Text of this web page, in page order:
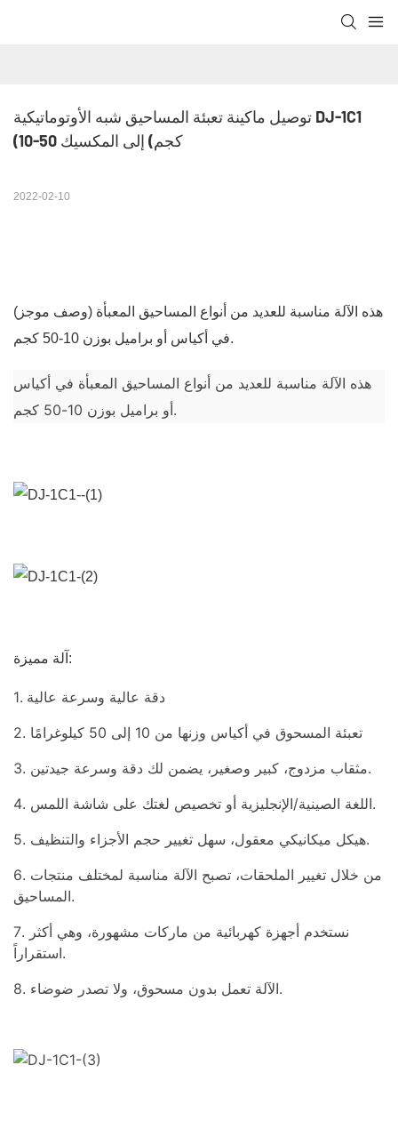
توصيل ماكينة تعبئة المساحيق شبه الأوتوماتيكية DJ-1C1
(10-50 كجم) إلى المكسيك
2022-02-10
(وصف موجز)
في أكياس أو براميل بوزن 10-50 كجم.
هذه الآلة مناسبة للعديد من أنواع المساحيق المعبأة في أكياس
أو براميل بوزن 10-50 كجم.
آلة مميزة:
1. دقة عالية وسرعة عالية
2. تعبئة المسحوق في أكياس وزنها من 10 إلى 50 كيلوغرامًا
3. مثقاب مزدوج، كبير وصغير، يضمن لك دقة وسرعة جيدتين.
4. اللغة الصينية/الإنجليزية أو تخصيص لغتك على شاشة اللمس.
5. هيكل ميكانيكي معقول، سهل تغيير حجم الأجزاء والتنظيف.
6. من خلال تغيير الملحقات، تصبح الآلة مناسبة لمختلف منتجات
المساحيق.
7. نستخدم أجهزة كهربائية من ماركات مشهورة، وهي أكثر
استقراراً.
8. الآلة تعمل بدون مسحوق، ولا تصدر ضوضاء.